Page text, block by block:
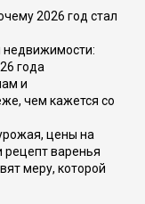
2026 год стал
недвижимости:
года
и
чем кажется со
цены на
рецепт варенья
меру, которой